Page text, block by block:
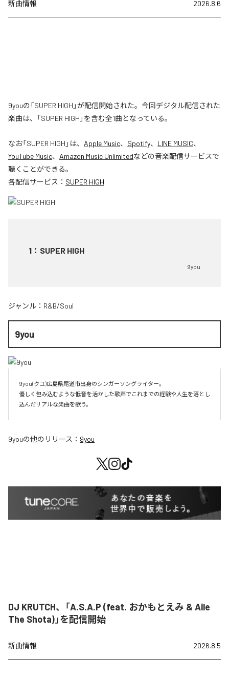
新曲情報 2026.8.6
9youの「SUPER HIGH」が配信開始された。今回デジタル配信された
楽曲は、「SUPER HIGH」を含む全1曲となっている。
なお「SUPER HIGH 」は、 Apple Music、 Spotify、 LINE MUSIC、
YouTube Music、 Amazon Music Unlimitedなどの音楽配信サービスで
聴くことができる。
各配信サービス： SUPER HIGH
1 ： SUPER HIGH
9you
ジャンル： R&B/Soul
9you
9you(クユ)広島県尾道市出身のシンガーソングライター。
優しく包み込むような低音を活かした歌声でこれまでの経験や人生を落とし
込んだリアルな楽曲を歌う。
9youの他のリリース： 9you
DJ KRUTCH、「A.S.A.P (feat. おかもとえみ & Aile
The Shota)」を配信開始
新曲情報 2026.8.5